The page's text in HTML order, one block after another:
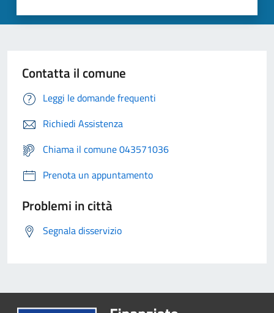
Contatta il comune
Leggi le domande frequenti
Richiedi Assistenza
Chiama il comune 043571036
Prenota un appuntamento
Problemi in città
Segnala disservizio